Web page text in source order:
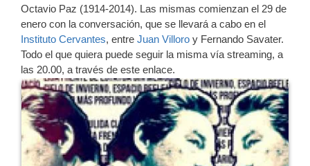
Octavio Paz (1914-2014). Las mismas comienzan el 29 de
enero con la conversación, que se llevará a cabo en el
Instituto Cervantes, entre Juan Villoro y Fernando Savater.
Todo el que quiera puede seguir la misma vía streaming, a
las 20.00, a través de este enlace.